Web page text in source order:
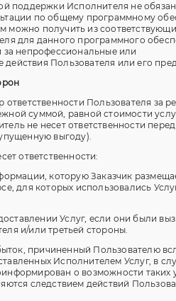
поддержки Исполнителя не
по общему программному
можно получить из
для данного программного
за непрофессиональные или
Пользователя или его
ответственности Пользователя за
суммой, равной стоимости
не несет ответственности
выгоду).
ответственности:
которую Заказчик
для которых использовались
Услуг, если они были
и/или третьей стороны.
причиненный Пользователю
Исполнителем Услуг, в
о возможности таких
следствием действий